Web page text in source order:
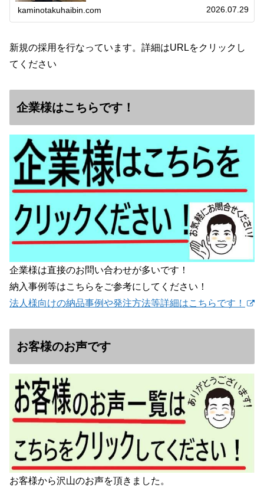
kaminotakuhaibin.com 2026.07.29
新規の採用を行なっています。詳細はURLをクリックし
てください
企業様はこちらです！
企業様は直接のお問い合わせが多いです！
納入事例等はこちらをご参考にしてください！
法人様向けの納品事例や発注方法等詳細はこちらです！
お客様のお声です
お客様から沢山のお声を頂きました。